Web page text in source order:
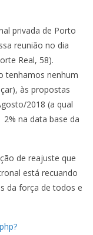
privada de Porto
reunião no dia
Real, 58).
tenhamos nenhum
às propostas
2018 (a qual
na data base da
de reajuste que
está recuando
da força de todos e